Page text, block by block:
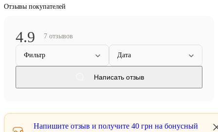
Отзывы покупателей
4.9 7 отзывов
Фильтр Дата
Написать отзыв
Напишите отзыв и получите 40 грн на бонусный